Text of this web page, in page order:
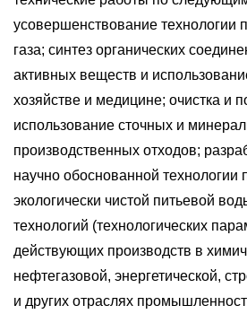
усовершенствование технологии
газа; синтез органических
активных веществ и
хозяйстве и медицине; очистка и
использование сточных и
производственных отходов;
научно обоснованной технологии
экологически чистой питьевой
технологий (технологических
действующих производств в
нефтегазовой, энергетической,
и других отраслях